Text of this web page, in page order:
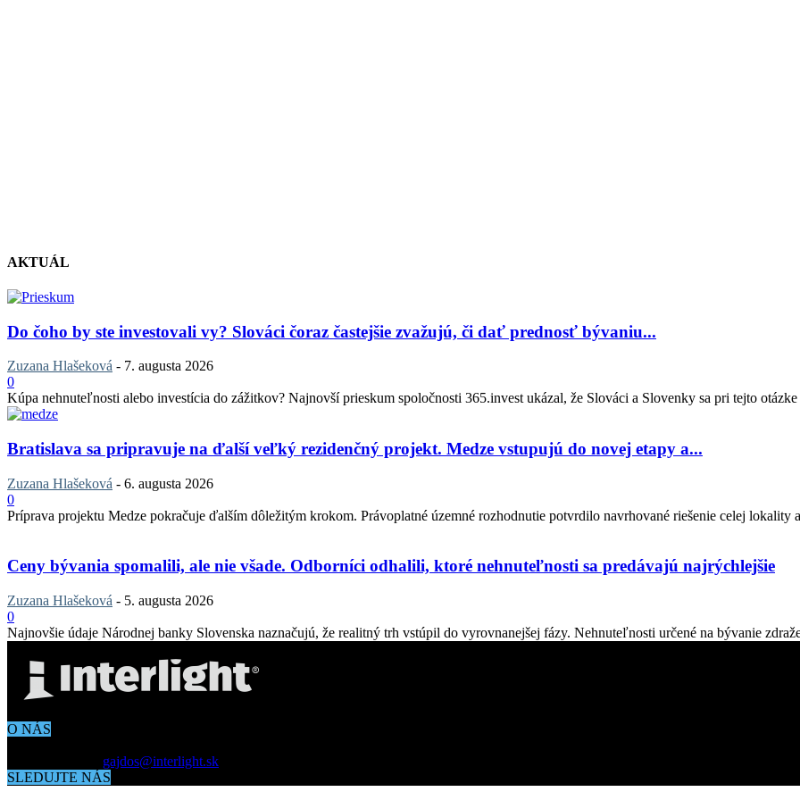
AKTUÁL
Do čoho by ste investovali vy? Slováci čoraz častejšie zvažujú, či dať prednosť bývaniu...
Zuzana Hlašeková - 7. augusta 2026
0
Kúpa nehnuteľnosti alebo investícia do zážitkov? Najnovší prieskum spoločnosti 365.invest ukázal, že Slováci a Slovenky sa pri tejto
Bratislava sa pripravuje na ďalší veľký rezidenčný projekt. Medze vstupujú do novej etapy a...
Zuzana Hlašeková - 6. augusta 2026
0
Príprava projektu Medze pokračuje ďalším dôležitým krokom. Právoplatné územné rozhodnutie potvrdilo navrhované riešenie celej
Ceny bývania spomalili, ale nie všade. Odborníci odhalili, ktoré nehnuteľnosti sa predávajú najrýchlejšie
Zuzana Hlašeková - 5. augusta 2026
0
Najnovšie údaje Národnej banky Slovenska naznačujú, že realitný trh vstúpil do vyrovnanejšej fázy. Nehnuteľnosti určené na bývanie
O NÁS
gajdos@interlight.sk
SLEDUJTE NÁS